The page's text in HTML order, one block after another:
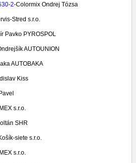
2-Colormix Ondrej Tózsa
Stred s.r.o.
Pavko PYROSPOL
AUTOUNION
AUTOBAKA
Kiss
s.r.o.
SHR
siete s.r.o.
s.r.o.